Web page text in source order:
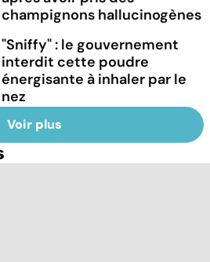
champignons hallucinogènes
"Sniffy" : le gouvernement
interdit cette poudre
énergisante à inhaler par le
nez
Voir plus